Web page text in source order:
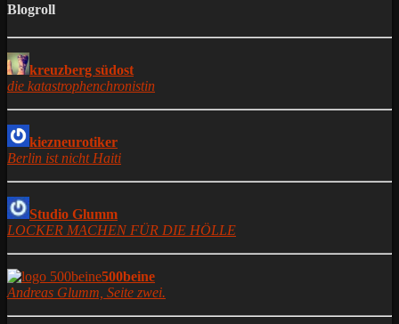
Blogroll
kreuzberg südost
die katastrophenchronistin
kiezneurotiker
Berlin ist nicht Haiti
Studio Glumm
LOCKER MACHEN FÜR DIE HÖLLE
500beine
Andreas Glumm, Seite zwei.